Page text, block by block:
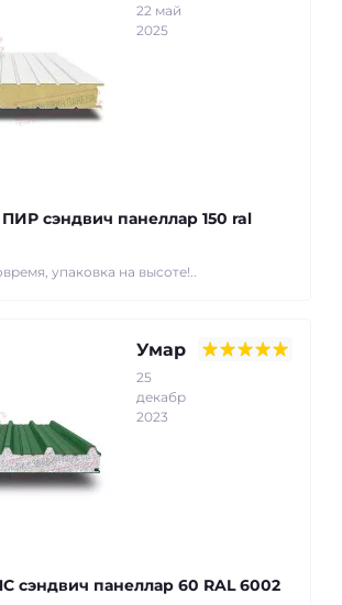
22 май
2025
сэндвич панеллар 150 ral
упаковка на высоте!..
Умар
25
декабр
2023
сэндвич панеллар 60 RAL 6002